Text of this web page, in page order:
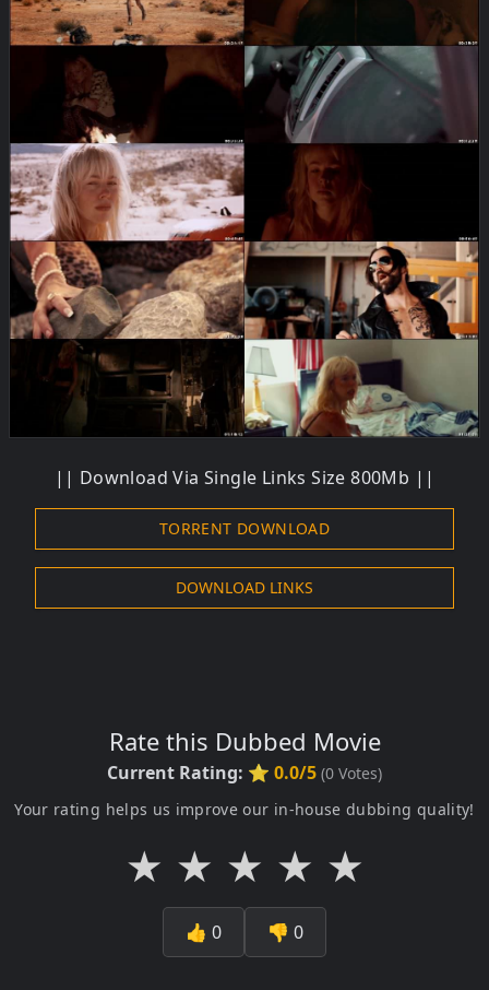
|| Download Via Single Links Size 800Mb ||
TORRENT DOWNLOAD
DOWNLOAD LINKS
Rate this Dubbed Movie
Current Rating: ⭐ 0.0/5 (0 Votes)
Your rating helps us improve our in-house dubbing quality!
★ ★ ★ ★ ★
👍 0 👎 0